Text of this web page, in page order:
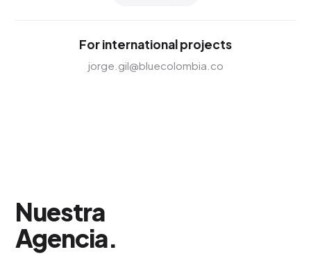
For international projects
jorge.gil@bluecolombia.co
Nuestra
Agencia.